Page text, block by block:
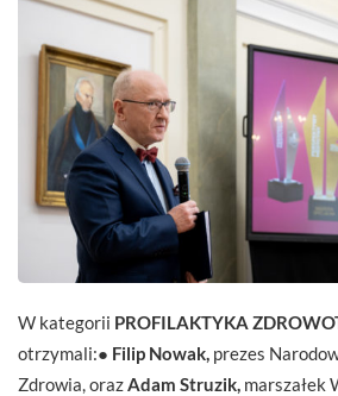
W kategorii PROFILAKTYKA
otrzymali:● Filip Nowak, prezes
Zdrowia, orazAdam Struzik, marszałek